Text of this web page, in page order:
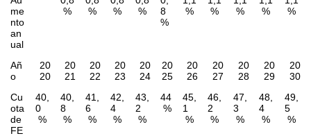
me
nto
an
ual
%
%
%
%
8
%
%
%
%
%
%
Añ
o
20
20
20
21
20
22
20
23
20
24
20
25
20
26
20
27
20
28
20
29
20
30
Cu
ota
de
FE
40,
0
%
40,
8
%
41,
6
%
42,
4
%
43,
2
%
44
%
45,
1
%
46,
2
%
47,
3
%
48,
4
%
49,
5
%